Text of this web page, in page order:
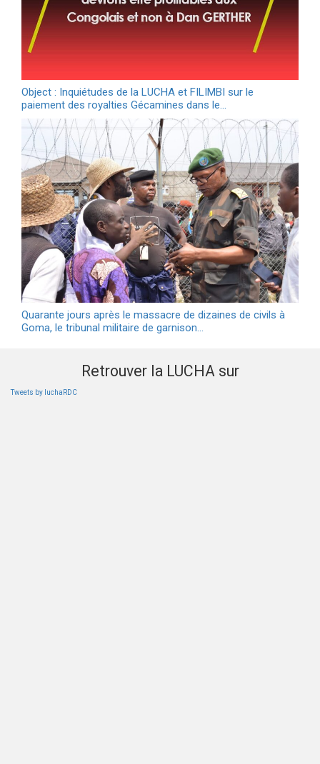
Object : Inquiétudes de la LUCHA et FILIMBI sur le
paiement des royalties Gécamines dans le…
Quarante jours après le massacre de dizaines de civils à
Goma, le tribunal militaire de garnison…
Retrouver la LUCHA sur
Tweets by luchaRDC